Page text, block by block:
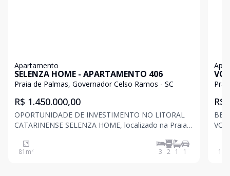
Apartamento
SELENZA HOME - APARTAMENTO 406
Praia de Palmas, Governador Celso Ramos - SC
R$ 1.450.000,00
OPORTUNIDADE DE INVESTIMENTO NO LITORAL
CATARINENSE SELENZA HOME, localizado na Praia
com extensa área de areia e águas cristalinas para
nadar e surfar. Este empreendimento de 6 andares
81 m² 3 2 1 1
R$
nadar e
103